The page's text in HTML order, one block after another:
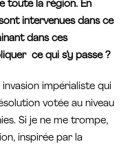
toute la région. En
intervenues dans ce
dans ces
ce qui s’y passe ?
invasion impérialiste qui
votée au niveau
Si je ne me trompe,
inspirée par la